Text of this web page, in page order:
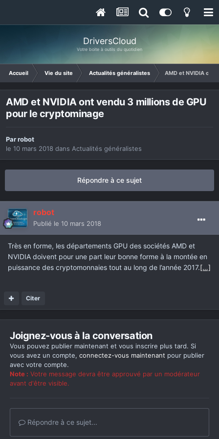
DriversCloud
Votre boite à outils du quotidien
Accueil Vie du site Actualités généralistes AMD et NVIDIA ont
AMD et NVIDIA ont vendu 3 millions de GPU
pour le cryptominage
Parrobot
le 10 mars 2018 dans Actualités généralistes
Répondre à ce sujet
robot
Publié le 10 mars 2018
Très en forme, les départements GPU des sociétés AMD et
NVIDIA doivent pour une part leur bonne forme à la montée en
puissance des cryptomonnaies tout au long de l’année 2017.[…]
Citer
Joignez-vous à la conversation
Vous pouvez publier maintenant et vous inscrire plus tard. Si
vous avez un compte, connectez-vous maintenant pour publier
avec votre compte.
Note : Votre message devra être approuvé par un modérateur
avant d'être visible.
Répondre à ce sujet...